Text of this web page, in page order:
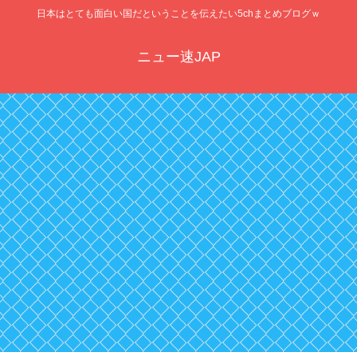
日本はとても面白い国だということを伝えたい5chまとめブログｗ
ニュー速JAP